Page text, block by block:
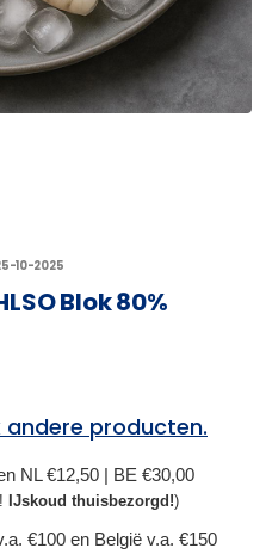
10-2025
Blok 80%
andere producten.
NL €12,50 | BE €30,00
IJskoud thuisbezorgd!)
€100 en België v.a. €150